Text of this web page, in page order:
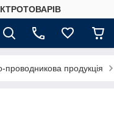
проводникова продукція